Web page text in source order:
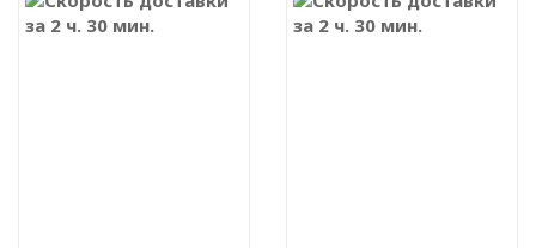
за 2 ч. 30 мин.
за 2 ч. 30 мин.